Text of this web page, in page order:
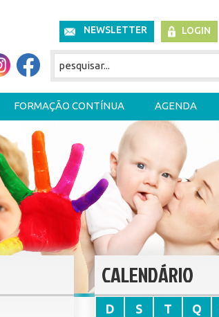
NEWSLETTER LOGIN
FORMAÇÃO CONTÍNUA AGENDA
CALENDÁRIO
D S T Q